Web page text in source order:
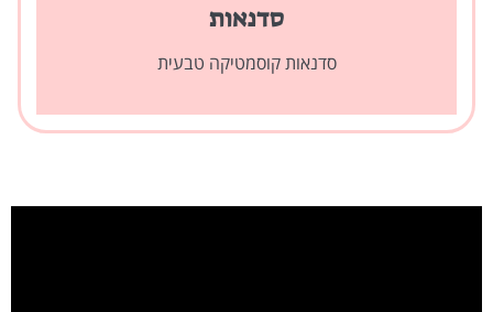
סדנאות
סדנאות קוסמטיקה טבעית